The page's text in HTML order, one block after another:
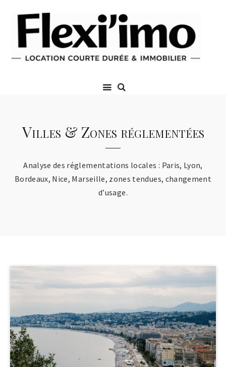
Villes & Zones réglementées
Analyse des réglementations locales : Paris, Lyon,
Bordeaux, Nice, Marseille, zones tendues, changement
d’usage.